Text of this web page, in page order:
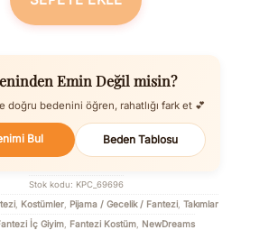
Emin Değil misin?
doğru bedenini öğren, rahatlığı fark et 💕
Bul Beden Tablosu
Stok kodu: KPC_69696
Kostümler Pijama / Gecelik / Fantezi Takımlar
İç Giyim Fantezi Kostüm NewDreams